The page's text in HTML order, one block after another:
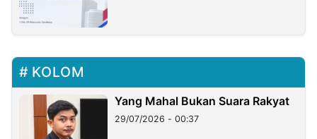
KOLOM
Yang Mahal Bukan Suara Rakyat
29/07/2026 - 00:37